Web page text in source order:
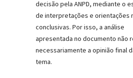
decisão pela ANPD, mediante o
de interpretações e orientações
conclusivas. Por isso, a análise
apresentada no documento não
necessariamente a opinião final
tema.